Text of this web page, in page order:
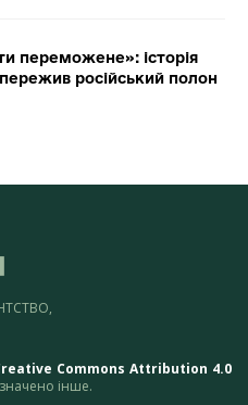
переможене»: історія
російський полон
Commons Attribution 4.0
інше.